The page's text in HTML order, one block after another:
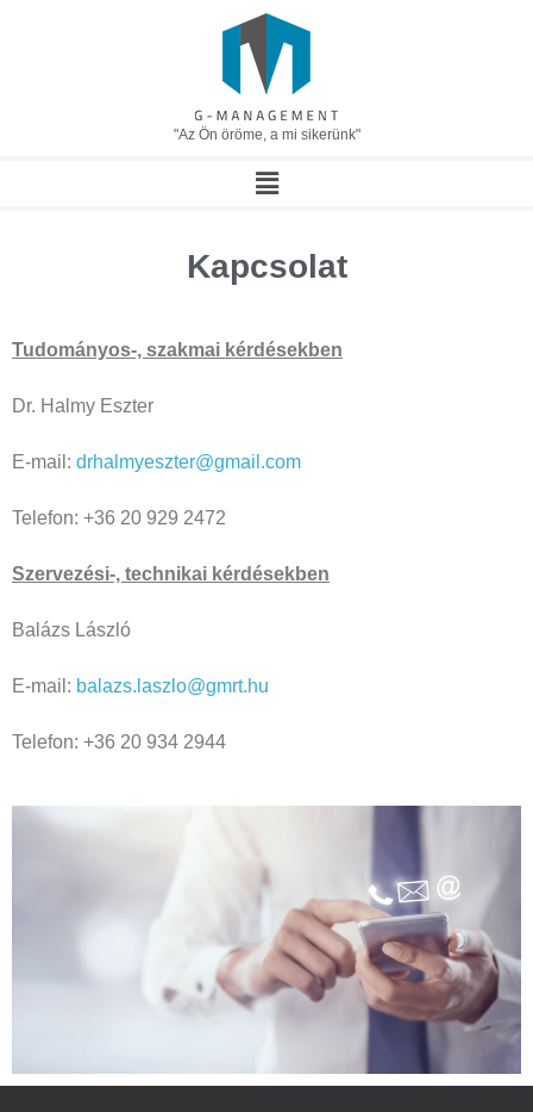
"Az Ön öröme, a mi sikerünk"
Kapcsolat
Tudományos-, szakmai kérdésekben
Dr. Halmy Eszter
E-mail: drhalmyeszter@gmail.com
Telefon: +36 20 929 2472
Szervezési-, technikai kérdésekben
Balázs László
E-mail: balazs.laszlo@gmrt.hu
Telefon: +36 20 934 2944